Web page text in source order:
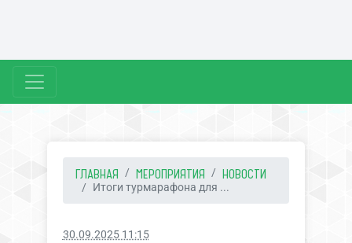
ГЛАВНАЯ МЕРОПРИЯТИЯ НОВОСТИ
Итоги турмарафона для ...
30.09.2025 11:15